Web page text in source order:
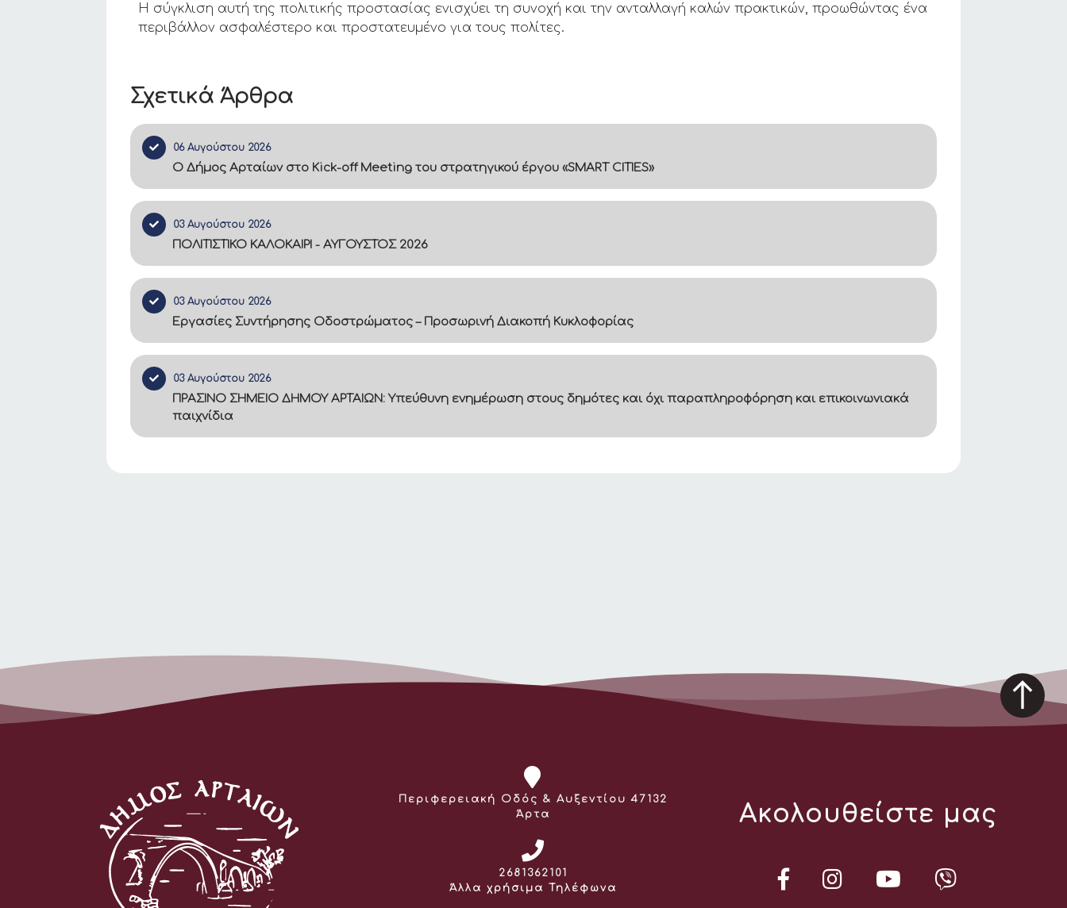
Σχετικά Άρθρα
06 Αυγούστου 2026
Ο Δήμος Αρταίων στο Kick-off Meeting του στρατηγικού έργου «SMART CITIES»
03 Αυγούστου 2026
ΠΟΛΙΤΙΣΤΙΚΟ ΚΑΛΟΚΑΙΡΙ - ΑΥΓΟΥΣΤΟΣ 2026
03 Αυγούστου 2026
Εργασίες Συντήρησης Οδοστρώματος – Προσωρινή Διακοπή Κυκλοφορίας
03 Αυγούστου 2026
ΠΡΑΣΙΝΟ ΣΗΜΕΙΟ ΔΗΜΟΥ ΑΡΤΑΙΩΝ: Υπεύθυνη ενημέρωση στους δημότες και όχι παραπληροφόρηση και επικοινωνιακά
παιχνίδια
Η σύγκλιση αυτή της πολιτικής προστασίας ενισχύει τη συνοχή και την ανταλλαγή καλών πρακτικών, προωθώντας ένα
περιβάλλον ασφαλέστερο και προστατευμένο για τους πολίτες.
Διεύθυνση:
Περιφερειακή Οδός & Αυξεντίου 47132
Άρτα
Τηλέφωνο:
2681362101
Άλλα χρήσιμα Τηλέφωνα
Ακολουθείστε μας